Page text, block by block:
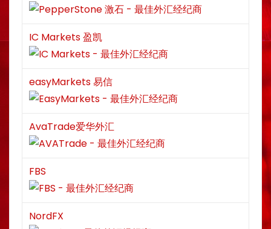
IC Markets 盈凯
easyMarkets 易信
AvaTrade爱华外汇
FBS
NordFX